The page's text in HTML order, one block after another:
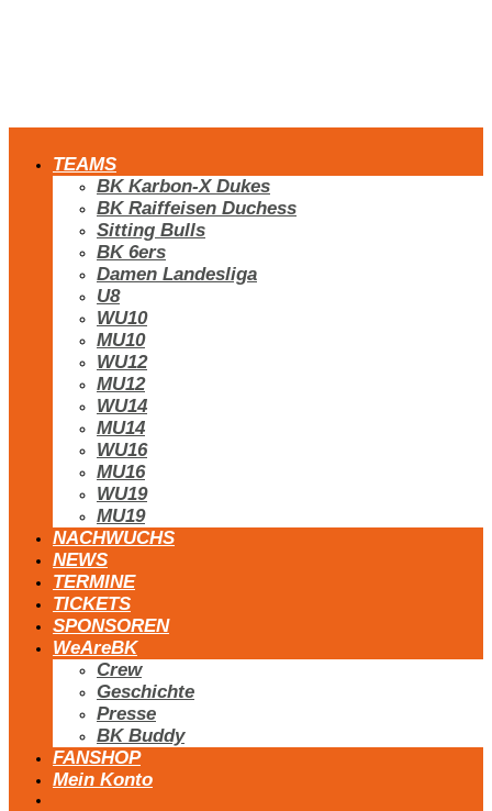
TEAMS
BK Karbon-X Dukes
BK Raiffeisen Duchess
Sitting Bulls
BK 6ers
Damen Landesliga
U8
WU10
MU10
WU12
MU12
WU14
MU14
WU16
MU16
WU19
MU19
NACHWUCHS
NEWS
TERMINE
TICKETS
SPONSOREN
WeAreBK
Crew
Geschichte
Presse
BK Buddy
FANSHOP
Mein Konto